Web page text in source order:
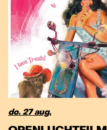
do. 27 aug.